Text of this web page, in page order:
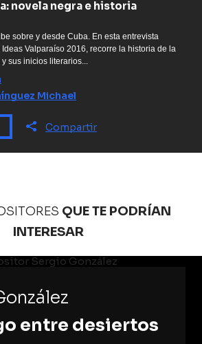
novela negra e historia
sobre y desde Cuba. En esta entrevista
Valparaíso 2016, recorre la historia de la
sus inicios literarios...
Michael
Compartir
QUE TE PODRÍAN
INTERESAR
entre desiertos